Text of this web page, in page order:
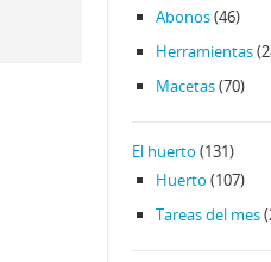
Abonos(46)
Herramientas
Macetas(70)
El huerto (131)
Huerto (107)
Tareas del mes